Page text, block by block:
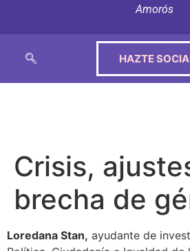
Amorós
HAZTE SOCIA
Crisis,
brecha de
Loredana Stan, ayudante de